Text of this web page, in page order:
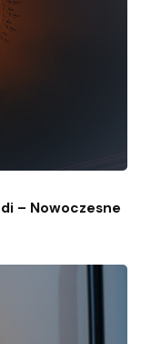
– Nowoczesne